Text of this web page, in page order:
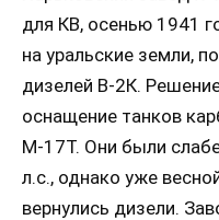
для КВ, осенью 1941
на уральские земли,
дизелей В-2К.
оснащение танков
М-17Т. Они были
л.с., однако уже
вернулись дизели.